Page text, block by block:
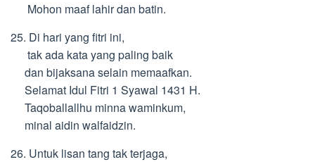
Mohon maaf lahir dan batin.
25. Di hari yang fitri ini,
tak ada kata yang paling baik
dan bijaksana selain memaafkan.
Selamat Idul Fitri 1 Syawal 1431 H.
Taqoballallhu minna waminkum,
minal aidin walfaidzin.
26. Untuk lisan tang tak terjaga,